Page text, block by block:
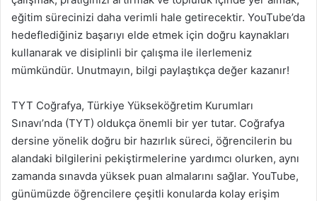
eğitim sürecinizi daha verimli hale getirecektir. YouTube’da
hedeflediğiniz başarıyı elde etmek için doğru kaynakları
kullanarak ve disiplinli bir çalışma ile ilerlemeniz
mümkündür. Unutmayın, bilgi paylaştıkça değer kazanır!
TYT Coğrafya, Türkiye Yükseköğretim Kurumları
Sınavı’nda (TYT) oldukça önemli bir yer tutar. Coğrafya
dersine yönelik doğru bir hazırlık süreci, öğrencilerin bu
alandaki bilgilerini pekiştirmelerine yardımcı olurken, aynı
zamanda sınavda yüksek puan almalarını sağlar. YouTube,
günümüzde öğrencilere çeşitli konularda kolay erişim